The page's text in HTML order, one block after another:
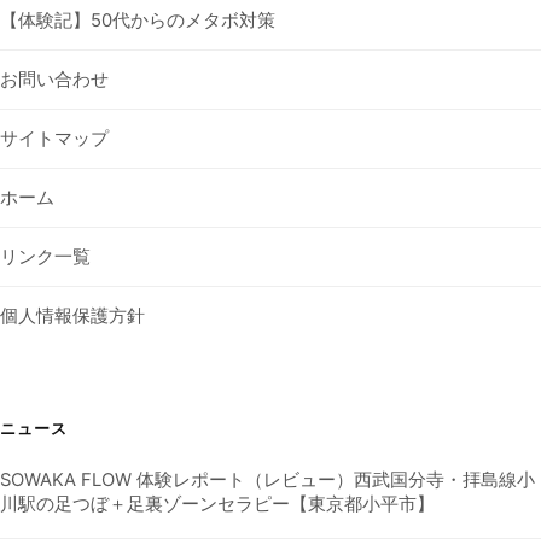
【体験記】50代からのメタボ対策
お問い合わせ
サイトマップ
ホーム
リンク一覧
個人情報保護方針
ニュース
SOWAKA FLOW 体験レポート（レビュー）西武国分寺・拝島線小
川駅の足つぼ＋足裏ゾーンセラピー【東京都小平市】